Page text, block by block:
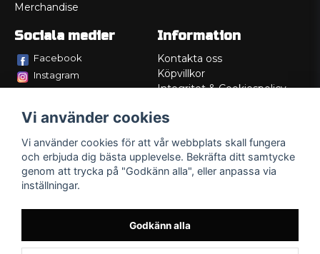
Merchandise
Sociala medier
Facebook
Instagram
Information
Kontakta oss
Köpvillkor
Integritet & Cookiespolicy
Service/Garanti
Lådritning
Om oss
Vi använder cookies
Vi använder cookies för att vår webbplats skall fungera
och erbjuda dig bästa upplevelse. Bekräfta ditt samtycke
genom att trycka på "Godkänn alla", eller anpassa via
inställningar.
Godkänn alla